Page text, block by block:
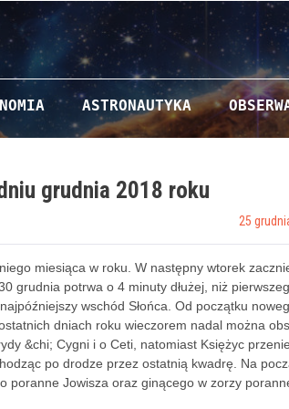
ASTRONAUTYKA
grudnia 2018 roku
Posted
25
miesiąca w roku. W następny wtorek
grudnia potrwa o 4 minuty dłużej, niż
wschód Słońca. Od początku
dniach roku wieczorem nadal można
&chi; Cygni i o Ceti, natomiast Księżyc
po drodze przez ostatnią kwadrę. Na
poranne Jowisza oraz ginącego w zorzy